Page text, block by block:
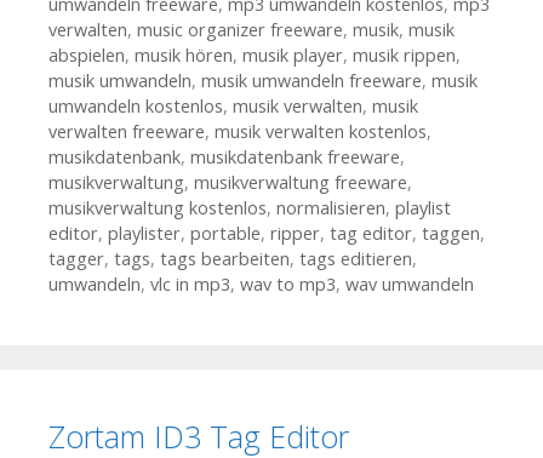
verwalten, music organizer freeware, musik, musik
abspielen, musik hören, musik player, musik rippen,
musik umwandeln, musik umwandeln freeware, musik
umwandeln kostenlos, musik verwalten, musik
verwalten freeware, musik verwalten kostenlos,
musikdatenbank, musikdatenbank freeware,
musikverwaltung, musikverwaltung freeware,
musikverwaltung kostenlos, normalisieren, playlist
editor, playlister, portable, ripper, tag editor, taggen,
tagger, tags, tags bearbeiten, tags editieren,
umwandeln, vlc in mp3, wav to mp3, wav umwandeln
Zortam ID3 Tag Editor